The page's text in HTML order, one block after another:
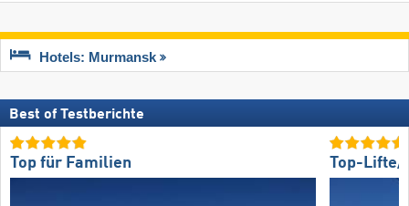
Hotels: Murmansk
Best of Testberichte
Top für Familien Top-Lifte/